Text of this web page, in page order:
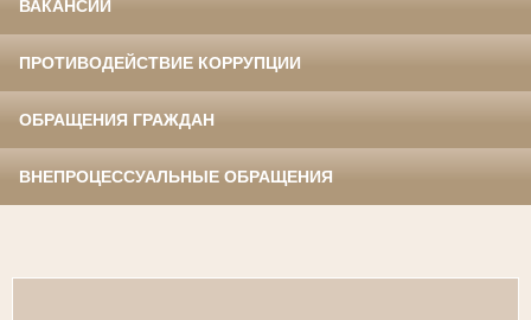
ВАКАНСИИ
ПРОТИВОДЕЙСТВИЕ КОРРУПЦИИ
ОБРАЩЕНИЯ ГРАЖДАН
ВНЕПРОЦЕССУАЛЬНЫЕ ОБРАЩЕНИЯ